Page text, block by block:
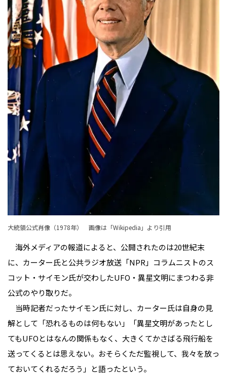
大統領公式肖像（1978年） 画像は「Wikipedia 」より引用
海外メディアの報道によると、公開されたのは20世紀末
に、カーター氏と公共ラジオ放送「NPR」コラムニストのス
コット・サイモン氏が交わしたUFO・異星文明にまつわる非
公式のやり取りだ。
当時記者だったサイモン氏に対し、カーター氏は自身の見
解として「恐れるものは何もない」「異星文明があったとし
てもUFOとはなんの関係もなく、大きくてかさばる飛行船を
送ってくるとは思えない。おそらくただ監視して、我々を放っ
ておいてくれるだろう」と語ったという。